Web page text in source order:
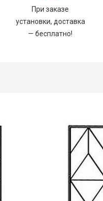
При заказе
установки, доставка
— бесплатно!